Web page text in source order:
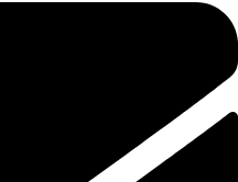
двигателя Volvo
Вольво
автомобиля